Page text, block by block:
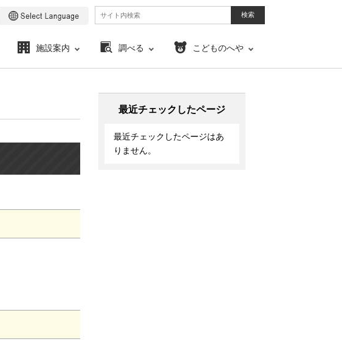
施設案内 調べる こどものへや
最近チェックしたページ
最近チェックしたページはあ
りません。